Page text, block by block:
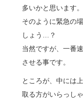
多いかと思います。
そのように緊急の
しょう…？
当然ですが、一番
させる事です。
ところが、中には
取る方がいらっしゃ